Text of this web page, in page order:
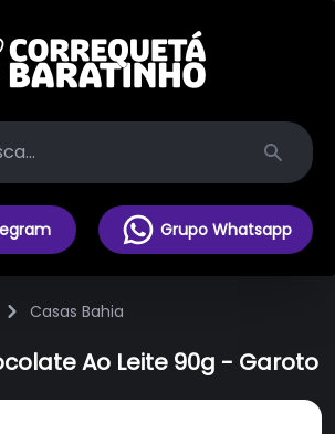
Search
Grupo Whatsapp
Casas Bahia
Ao Leite 90g - Garoto